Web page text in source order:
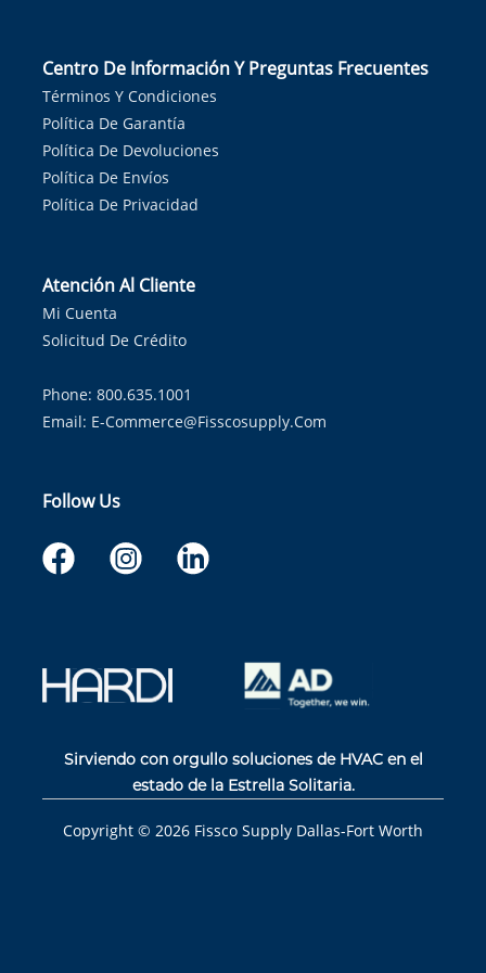
Centro De Información Y Preguntas Frecuentes
Términos Y Condiciones
Política De Garantía
Política De Devoluciones
Política De Envíos
Política De Privacidad
Atención Al Cliente
Mi Cuenta
Solicitud De Crédito
Phone: 800.635.1001
Email: E-Commerce@fisscosupply.com
Follow Us
Sirviendo con orgullo soluciones de HVAC en el
estado de la Estrella Solitaria.
Copyright © 2026 Fissco Supply Dallas-Fort Worth